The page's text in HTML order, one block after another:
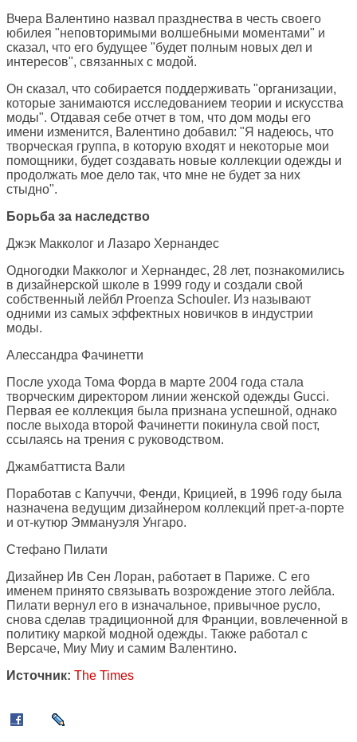
Вчера Валентино назвал празднества в честь своего
юбилея "неповторимыми волшебными моментами" и
сказал, что его будущее "будет полным новых дел и
интересов", связанных с модой.
Он сказал, что собирается поддерживать "организации,
которые занимаются исследованием теории и искусства
моды". Отдавая себе отчет в том, что дом моды его
имени изменится, Валентино добавил: "Я надеюсь, что
творческая группа, в которую входят и некоторые мои
помощники, будет создавать новые коллекции одежды и
продолжать мое дело так, что мне не будет за них
стыдно".
Борьба за наследство
Джэк Макколог и Лазаро Хернандес
Одногодки Макколог и Хернандес, 28 лет, познакомились
в дизайнерской школе в 1999 году и создали свой
собственный лейбл Proenza Schouler. Из называют
одними из самых эффектных новичков в индустрии
моды.
Алессандра Фачинетти
После ухода Тома Форда в марте 2004 года стала
творческим директором линии женской одежды Gucci.
Первая ее коллекция была признана успешной, однако
после выхода второй Фачинетти покинула свой пост,
ссылаясь на трения с руководством.
Джамбаттиста Вали
Поработав с Капуччи, Фенди, Крицией, в 1996 году была
назначена ведущим дизайнером коллекций прет-а-порте
и от-кутюр Эммануэля Унгаро.
Стефано Пилати
Дизайнер Ив Сен Лоран, работает в Париже. С его
именем принято связывать возрождение этого лейбла.
Пилати вернул его в изначальное, привычное русло,
снова сделав традиционной для Франции, вовлеченной в
политику маркой модной одежды. Также работал с
Версаче, Миу Миу и самим Валентино.
Источник: The Times